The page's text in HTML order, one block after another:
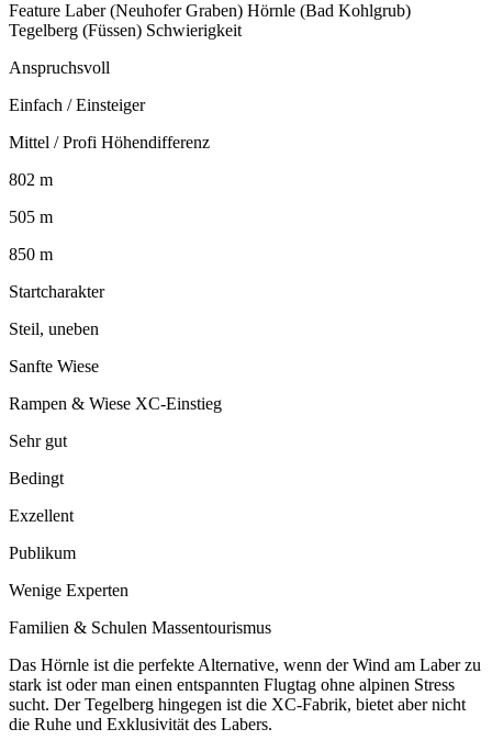
Feature Laber (Neuhofer Graben) Hörnle (Bad Kohlgrub)
Tegelberg (Füssen) Schwierigkeit
Anspruchsvoll
Einfach / Einsteiger
Mittel / Profi Höhendifferenz
802 m
505 m
850 m
Startcharakter
Steil, uneben
Sanfte Wiese
Rampen & Wiese XC-Einstieg
Sehr gut
Bedingt
Exzellent
Publikum
Wenige Experten
Familien & Schulen Massentourismus
Das Hörnle ist die perfekte Alternative, wenn der Wind am Laber zu
stark ist oder man einen entspannten Flugtag ohne alpinen Stress
sucht. Der Tegelberg hingegen ist die XC-Fabrik, bietet aber nicht
die Ruhe und Exklusivität des Labers.